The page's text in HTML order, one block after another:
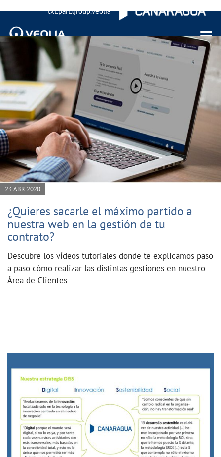
txt.part.group.veolia
Menu
23 ABR 2020
¿Quieres sacarle el máximo partido a
nuestra web en la gestión de tu
contrato?
Descubre los vídeos tutoriales donde te explicamos paso
a paso cómo realizar las distintas gestiones en nuestro
Área de Clientes